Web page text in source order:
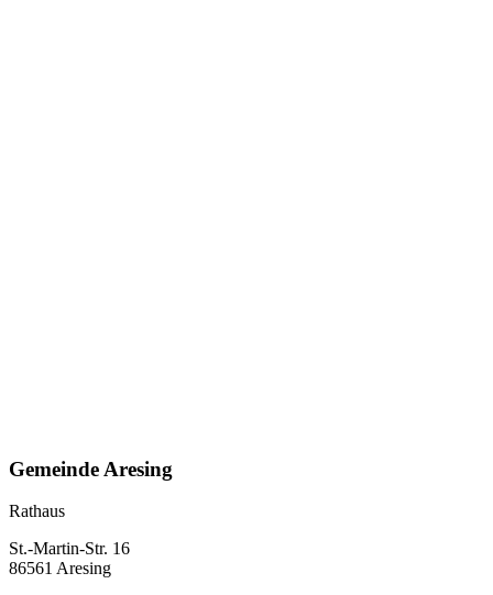
Gemeinde Aresing
Rathaus
St.-Martin-Str. 16
86561 Aresing